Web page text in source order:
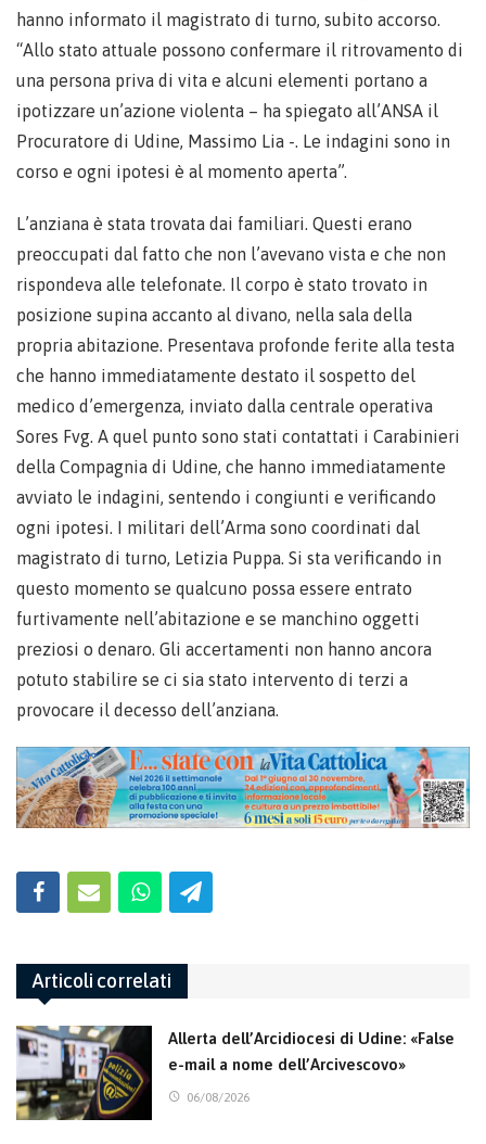
hanno informato il magistrato di turno, subito accorso.
“Allo stato attuale possono confermare il ritrovamento di
una persona priva di vita e alcuni elementi portano a
ipotizzare un’azione violenta – ha spiegato all’ANSA il
Procuratore di Udine, Massimo Lia -. Le indagini sono in
corso e ogni ipotesi è al momento aperta”.
L’anziana è stata trovata dai familiari. Questi erano
preoccupati dal fatto che non l’avevano vista e che non
rispondeva alle telefonate. Il corpo è stato trovato in
posizione supina accanto al divano, nella sala della
propria abitazione. Presentava profonde ferite alla testa
che hanno immediatamente destato il sospetto del
medico d’emergenza, inviato dalla centrale operativa
Sores Fvg. A quel punto sono stati contattati i Carabinieri
della Compagnia di Udine, che hanno immediatamente
avviato le indagini, sentendo i congiunti e verificando
ogni ipotesi. I militari dell’Arma sono coordinati dal
magistrato di turno, Letizia Puppa. Si sta verificando in
questo momento se qualcuno possa essere entrato
furtivamente nell’abitazione e se manchino oggetti
preziosi o denaro. Gli accertamenti non hanno ancora
potuto stabilire se ci sia stato intervento di terzi a
provocare il decesso dell’anziana.
Articoli correlati
Allerta dell’Arcidiocesi di Udine: «False
e-mail a nome dell’Arcivescovo»
06/08/2026